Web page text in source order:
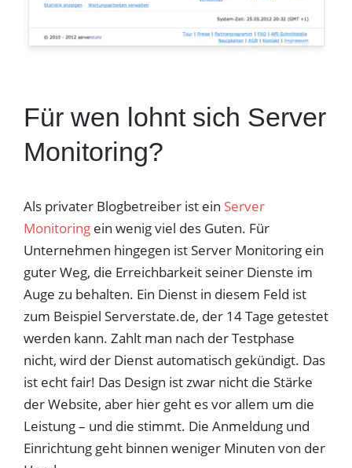
Für wen lohnt sich Server
Monitoring?
Als privater Blogbetreiber ist ein Server
Monitoring ein wenig viel des Guten. Für
Unternehmen hingegen ist Server Monitoring ein
guter Weg, die Erreichbarkeit seiner Dienste im
Auge zu behalten. Ein Dienst in diesem Feld ist
zum Beispiel Serverstate.de, der 14 Tage getestet
werden kann. Zahlt man nach der Testphase
nicht, wird der Dienst automatisch gekündigt. Das
ist echt fair! Das Design ist zwar nicht die Stärke
der Website, aber hier geht es vor allem um die
Leistung – und die stimmt. Die Anmeldung und
Einrichtung geht binnen weniger Minuten von der